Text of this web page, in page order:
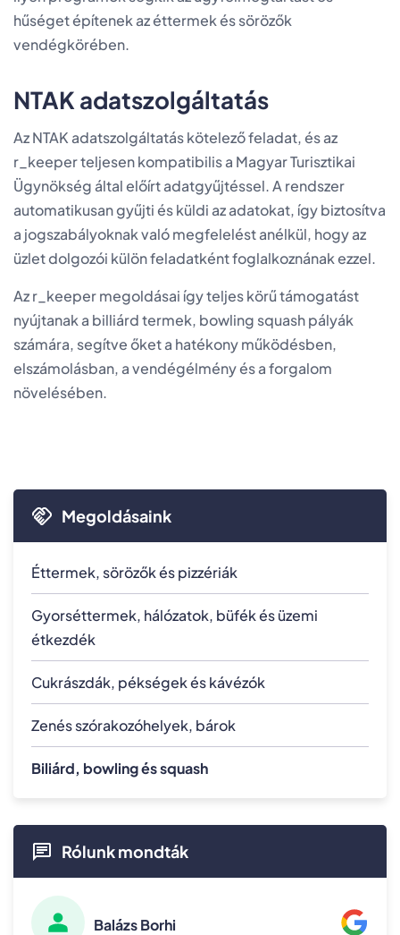
hűséget építenek az éttermek és sörözők
vendégkörében.
NTAK adatszolgáltatás
Az NTAK adatszolgáltatás kötelező feladat, és az
r_keeper teljesen kompatibilis a Magyar Turisztikai
Ügynökség által előírt adatgyűjtéssel. A rendszer
automatikusan gyűjti és küldi az adatokat, így biztosítva
a jogszabályoknak való megfelelést anélkül, hogy az
üzlet dolgozói külön feladatként foglalkoznának ezzel.
Az r_keeper megoldásai így teljes körű támogatást
nyújtanak a billiárd termek, bowling squash pályák
számára, segítve őket a hatékony működésben,
elszámolásban, a vendégélmény és a forgalom
növelésében.
Megoldásaink
Éttermek, sörözők és pizzériák
Gyorséttermek, hálózatok, büfék és üzemi
étkezdék
Cukrászdák, pékségek és kávézók
Zenés szórakozóhelyek, bárok
Biliárd, bowling és squash
Rólunk mondták
Balázs Borhi